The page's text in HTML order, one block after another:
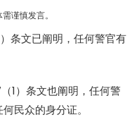
谨慎发言。
条文已阐明，任何警官有
1）条文也阐明，任何警
民众的身分证。